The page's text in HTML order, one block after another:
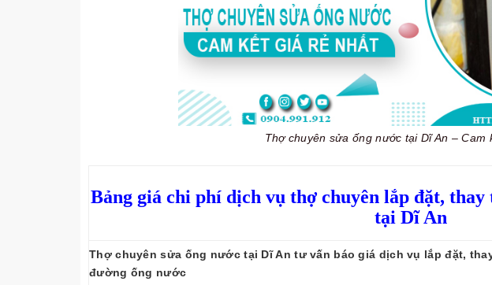
Thợ chuyên sửa ống nước tại Dĩ An – Cam
Bảng giá chi phí dịch vụ thợ chuyên lắp đặt, thay
tại Dĩ An
Thợ chuyên sửa ống nước tại Dĩ An tư vấn báo giá dịch vụ lắp đặt,
đường ống nước